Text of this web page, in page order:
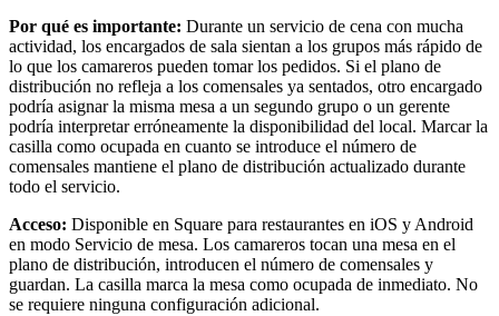
Software de TPV
Software de TPV para la hostelería
Software de TPV para comercios
Software de TPV para citas
Facturas
Pedidos en línea
Tienda virtual
Square Kiosk
Desarrolladores y soluciones
Por qué es importante: Durante un servicio de cena con mucha
actividad, los encargados de sala sientan a los grupos más rápido de
lo que los camareros pueden tomar los pedidos. Si el plano de
distribución no refleja a los comensales ya sentados, otro encargado
podría asignar la misma mesa a un segundo grupo o un gerente
podría interpretar erróneamente la disponibilidad del local. Marcar la
casilla como ocupada en cuanto se introduce el número de
comensales mantiene el plano de distribución actualizado durante
todo el servicio.
Acceso: Disponible en Square para restaurantes en iOS y Android
en modo Servicio de mesa. Los camareros tocan una mesa en el
plano de distribución, introducen el número de comensales y
guardan. La casilla marca la mesa como ocupada de inmediato. No
se requiere ninguna configuración adicional.